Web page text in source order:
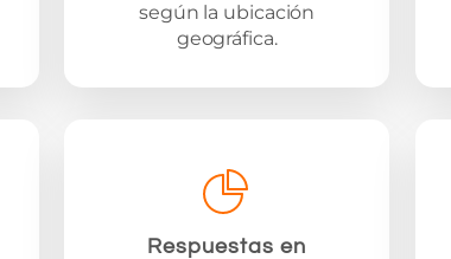
según la ubicación
geográfica.
Respuestas en